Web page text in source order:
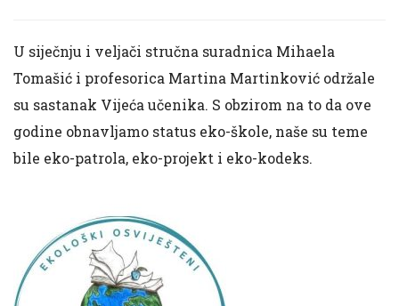
U siječnju i veljači stručna suradnica Mihaela
Tomašić i profesorica Martina Martinković održale
su sastanak Vijeća učenika. S obzirom na to da ove
godine obnavljamo status eko-škole, naše su teme
bile eko-patrola, eko-projekt i eko-kodeks.